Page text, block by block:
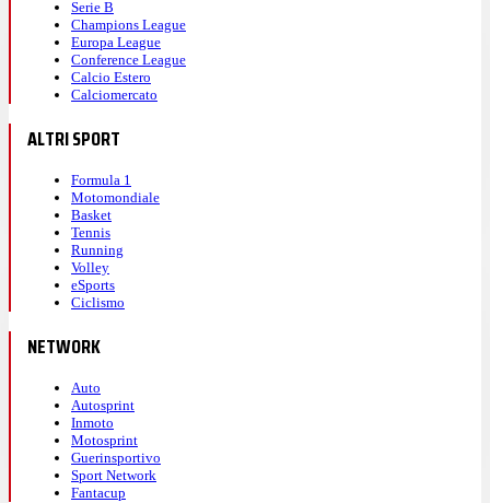
Serie B
Champions League
Europa League
Conference League
Calcio Estero
Calciomercato
ALTRI SPORT
Formula 1
Motomondiale
Basket
Tennis
Running
Volley
eSports
Ciclismo
NETWORK
Auto
Autosprint
Inmoto
Motosprint
Guerinsportivo
Sport Network
Fantacup